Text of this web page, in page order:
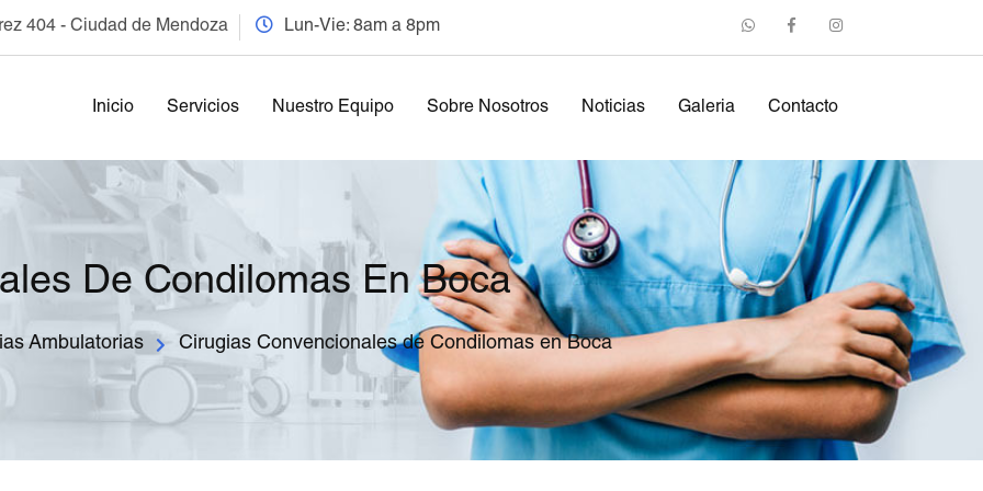
404 - Ciudad de Mendoza Lun-Vie: 8am a 8pm
Inicio Servicios Nuestro Equipo Sobre Nosotros Noticias Galeria Contacto
De Condilomas En Boca
Ambulatorias Cirugias Convencionales de Condilomas en Boca